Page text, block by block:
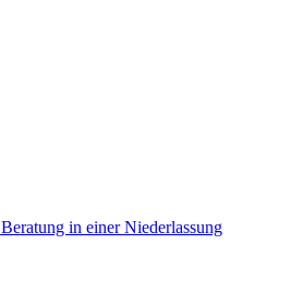
Beratung in einer Niederlassung